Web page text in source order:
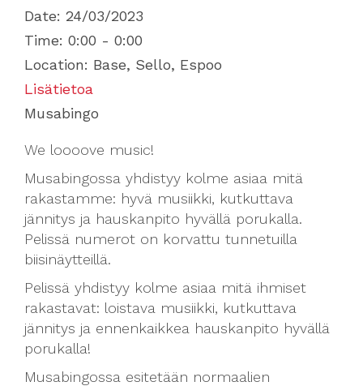
Date: 24/03/2023
Time: 0:00 - 0:00
Location: Base, Sello, Espoo
Lisätietoa
Musabingo
We loooove music!
Musabingossa yhdistyy kolme asiaa mitä
rakastamme: hyvä musiikki, kutkuttava
jännitys ja hauskanpito hyvällä porukalla.
Pelissä numerot on korvattu tunnetuilla
biisinäytteillä.
Pelissä yhdistyy kolme asiaa mitä ihmiset
rakastavat: loistava musiikki, kutkuttava
jännitys ja ennenkaikkea hauskanpito hyvällä
porukalla!
Musabingossa esitetään normaalien